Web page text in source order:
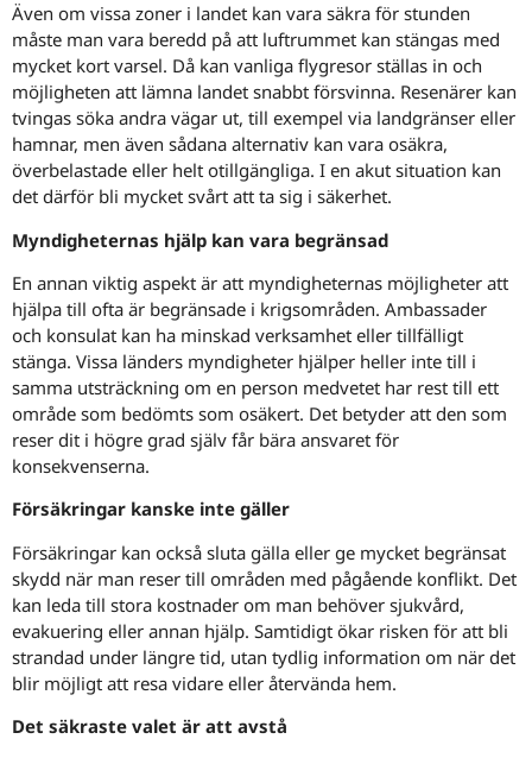
Även om vissa zoner i landet kan vara säkra för stunden
måste man vara beredd på att luftrummet kan stängas med
mycket kort varsel. Då kan vanliga flygresor ställas in och
möjligheten att lämna landet snabbt försvinna. Resenärer kan
tvingas söka andra vägar ut, till exempel via landgränser eller
hamnar, men även sådana alternativ kan vara osäkra,
överbelastade eller helt otillgängliga. I en akut situation kan
det därför bli mycket svårt att ta sig i säkerhet.
Myndigheternas hjälp kan vara begränsad
En annan viktig aspekt är att myndigheternas möjligheter att
hjälpa till ofta är begränsade i krigsområden. Ambassader
och konsulat kan ha minskad verksamhet eller tillfälligt
stänga. Vissa länders myndigheter hjälper heller inte till i
samma utsträckning om en person medvetet har rest till ett
område som bedömts som osäkert. Det betyder att den som
reser dit i högre grad själv får bära ansvaret för
konsekvenserna.
Försäkringar kanske inte gäller
Försäkringar kan också sluta gälla eller ge mycket begränsat
skydd när man reser till områden med pågående konflikt. Det
kan leda till stora kostnader om man behöver sjukvård,
evakuering eller annan hjälp. Samtidigt ökar risken för att bli
strandad under längre tid, utan tydlig information om när det
blir möjligt att resa vidare eller återvända hem.
Det säkraste valet är att avstå